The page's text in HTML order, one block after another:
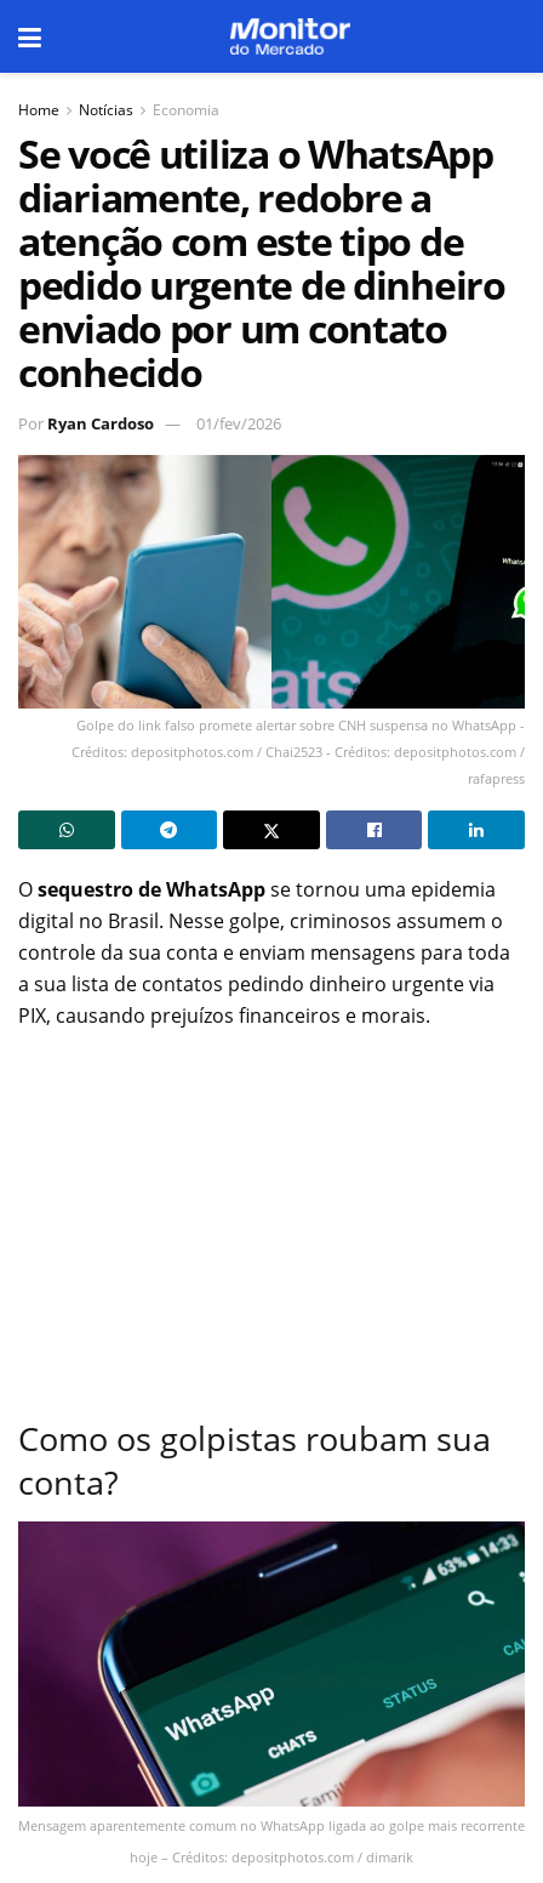
Home Notícias Economia
Se você utiliza o WhatsApp
diariamente, redobre a
atenção com este tipo de
pedido urgente de dinheiro
enviado por um contato
conhecido
Por Ryan Cardoso 01/fev/2026
Golpe do link falso promete alertar sobre CNH suspensa no WhatsApp -
Créditos: depositphotos.com / Chai2523 - Créditos: depositphotos.com /
rafapress
Osequestro de WhatsAppse tornou uma epidemia
digital no Brasil. Nesse golpe, criminosos assumem o
controle da sua conta e enviam mensagens para toda
a sua lista de contatos pedindo dinheiro urgente via
PIX, causando prejuízos financeiros e morais.
Como os golpistas roubam sua
conta?
Mensagem aparentemente comum no WhatsApp ligada ao golpe mais recorrente
hoje – Créditos: depositphotos.com / dimarik